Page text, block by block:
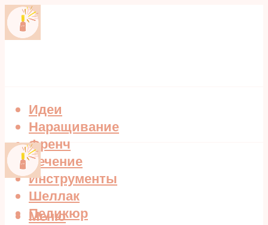
Идеи
Наращивание
Френч
Лечение
Инструменты
Шеллак
Педикюр
Меню